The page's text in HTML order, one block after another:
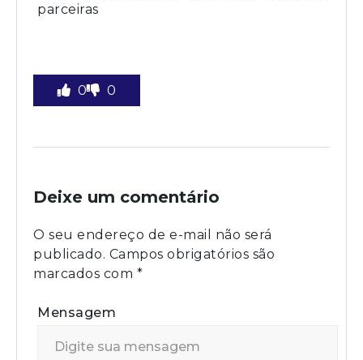
parceiras
0 0
Deixe um comentário
O seu endereço de e-mail não será
publicado. Campos obrigatórios são
marcados com *
Mensagem